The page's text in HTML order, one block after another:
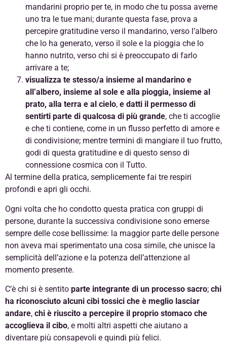
mandarini proprio per te, in modo che tu possa averne
uno tra le tue mani; durante questa fase, prova a
percepire gratitudine verso il mandarino, verso l’albero
che lo ha generato, verso il sole e la pioggia che lo
hanno nutrito, verso chi si è preoccupato di farlo
arrivare a te;
visualizza te stesso/a insieme al mandarino e
all’albero, insieme al sole e alla pioggia, insieme al
prato, alla terra e al cielo, e datti il permesso di
sentirti parte di qualcosa di più grande, che ti accoglie
e che ti contiene, come in un flusso perfetto di amore e
di condivisione; mentre termini di mangiare il tuo frutto,
godi di questa gratitudine e di questo senso di
connessione cosmica con il Tutto.
Al termine della pratica, semplicemente fai tre respiri
profondi e apri gli occhi.
Ogni volta che ho condotto questa pratica con gruppi di
persone, durante la successiva condivisione sono emerse
sempre delle cose bellissime: la maggior parte delle persone
non aveva mai sperimentato una cosa simile, che unisce la
semplicità dell’azione e la potenza dell’attenzione al
momento presente.
C’è chi si è sentito parte integrante di un processo sacro; chi
ha riconosciuto alcuni cibi tossici che è meglio lasciar
andare, chi è riuscito a percepire il proprio stomaco che
accoglieva il cibo, e molti altri aspetti che aiutano a
diventare più consapevoli e quindi più felici.